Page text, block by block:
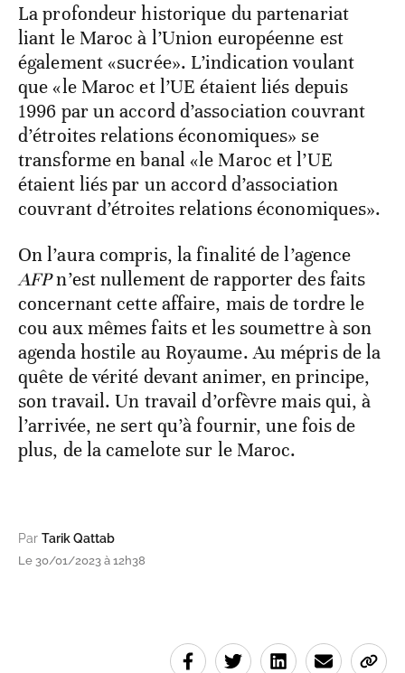
La profondeur historique du partenariat
liant le Maroc à l’Union européenne est
également «sucrée». L’indication voulant
que «le Maroc et l’UE étaient liés depuis
1996 par un accord d’association couvrant
d’étroites relations économiques» se
transforme en banal «le Maroc et l’UE
étaient liés par un accord d’association
couvrant d’étroites relations économiques».
On l’aura compris, la finalité de l’agence
AFPn’est nullement de rapporter des faits
concernant cette affaire, mais de tordre le
cou aux mêmes faits et les soumettre à son
agenda hostile au Royaume. Au mépris de la
quête de vérité devant animer, en principe,
son travail. Un travail d’orfèvre mais qui, à
l’arrivée, ne sert qu’à fournir, une fois de
plus, de la camelote sur le Maroc.
Par Tarik Qattab
Le 30/01/2023 à 12h38